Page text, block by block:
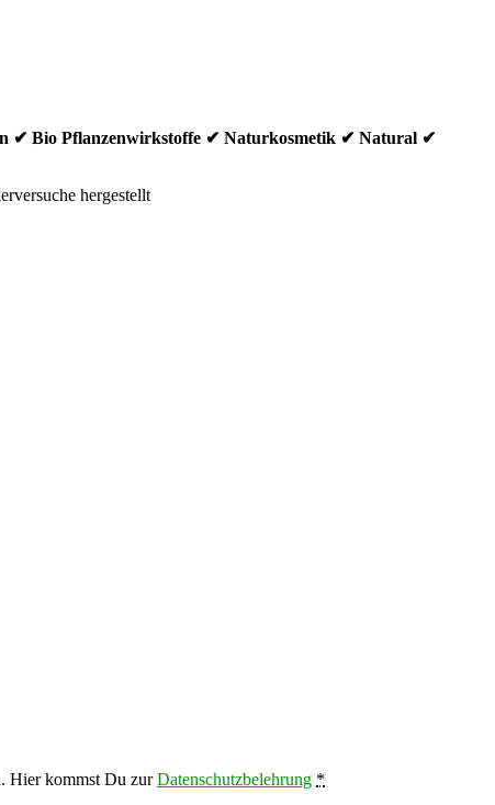
✔ Bio Pflanzenwirkstoffe ✔ Naturkosmetik ✔ Natural ✔
hergestellt
Hier kommst Du zurDatenschutzbelehrung *